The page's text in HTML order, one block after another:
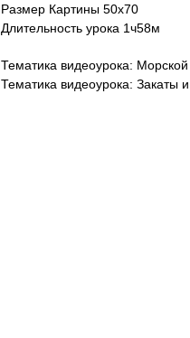
Размер Картины 50х70
Длительность урока 1ч58м
Тематика видеоурока:
Тематика видеоурока: Закаты